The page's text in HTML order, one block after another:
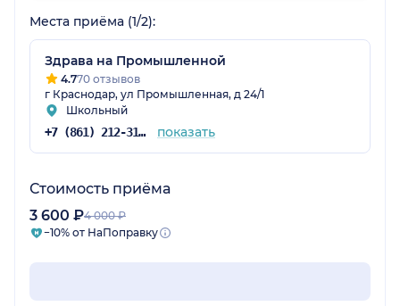
Места приёма (1/2):
Здрава на Промышленной
4.770 отзывов
г Краснодар, ул Промышленная, д 24/1
Школьный
+7 (861) 212-31-28 показать
Стоимость приёма
3 600 ₽4 000 ₽
−10% от НаПоправку